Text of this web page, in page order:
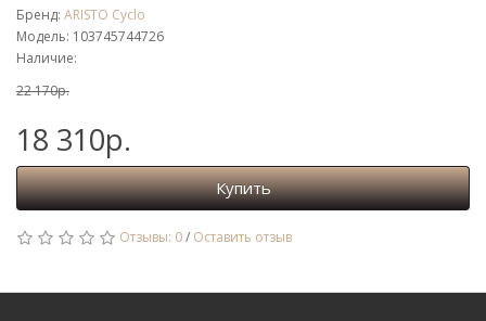
Бренд: ARISTO Cyclo
Модель: 103745744726
Наличие:
22 170р.
18 310р.
Купить
Отзывы: 0/ Оставить отзыв